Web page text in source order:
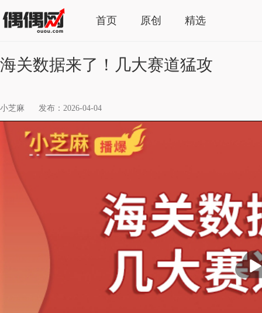
首页 原创 精选
海关数据来了！几大赛道猛攻
小芝麻 发布：2026-04-04
播
放